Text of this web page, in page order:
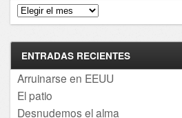
Archivos
ENTRADAS RECIENTES
Arruinarse en EEUU
El patio
Desnudemos el alma